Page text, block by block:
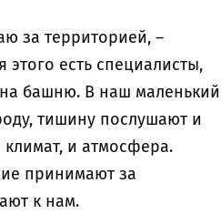
за территорией, –
есть специалисты,
башню. В наш маленький
тишину послушают и
климат, и атмосфера.
принимают за
к нам.